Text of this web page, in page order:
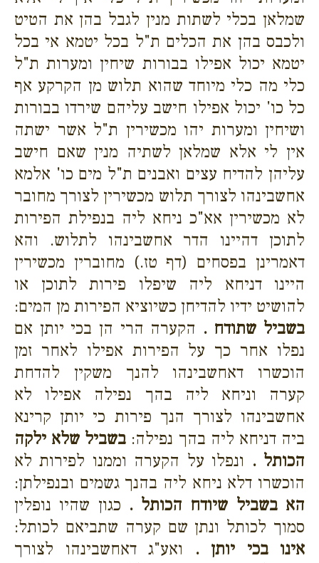
שמלאן בכלי לשתות מנין לגבל בהן את הטיט
ולכבס בהן את הכלים ת"ל בכל יטמא אי בכל
יטמא יכול אפילו בבורות שיחין ומערות ת"ל
כלי מה כלי מיוחד שהוא תלוש מן הקרקע אף
כל כו' יכול אפילו חישב עליהם שירדו בבורות
ושיחין ומערות יהו מכשירין ת"ל אשר ישתה
אין לי אלא שמלאן לשתיה מנין שאם חישב
עליהן להדיח עצים ואבנים ת"ל מים כו' אלמא
אחשבינהו לצורך תלוש מכשירין לצורך מחובר
לא מכשירין אא"כ ניחא ליה בנפילת הפירות
לתוכן דהיינו הדר אחשבינהו לתלוש. והא
דאמרינן בפסחים (דף טז.) מחוברין מכשירין
היינו דניחא ליה שיפלו פירות לתוכן או
להושיט ידיו להדיחן כשיוציא הפירות מן המים:
בשביל שתודח . הקערה הרי הן בכי יותן אם
נפלו אחר כך על הפירות אפילו לאחר זמן
הוכשרו דאחשבינהו להנך משקין להדחת
קערה וניחא ליה בהך נפילה אפילו לא
אחשבינהו לצורך הנך פירות כי יותן קרינא
ביה דניחא ליה בהך נפילה: בשביל שלא ילקה
הכותל . ונפלו על הקערה וממנו לפירות לא
הוכשרו דלא ניחא ליה בהנך גשמים ובנפילתן:
הא בשביל שיודח הכותל . כגון שהיו נופלין
סמוך לכותל ונתן שם קערה שתביאם לכותל:
אינו בכי יותן . ואע"ג דאחשבינהו לצורך